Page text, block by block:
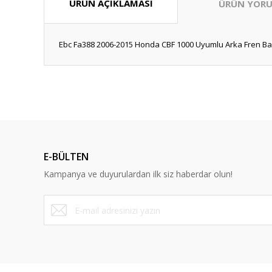
ÜRÜN AÇIKLAMASI ÜRÜN
Ebc Fa388 2006-2015 Honda CBF 1000 Uyumlu Arka Fren
Ürün bilgilerinde hatalar bulunuyor.
Ürün fiyatı diğer sitelerden daha pahalı.
Bu ürüne benzer farklı alternatifler olmalı.
E-BÜLTEN
Kampanya ve duyurulardan ilk siz haberdar olun!